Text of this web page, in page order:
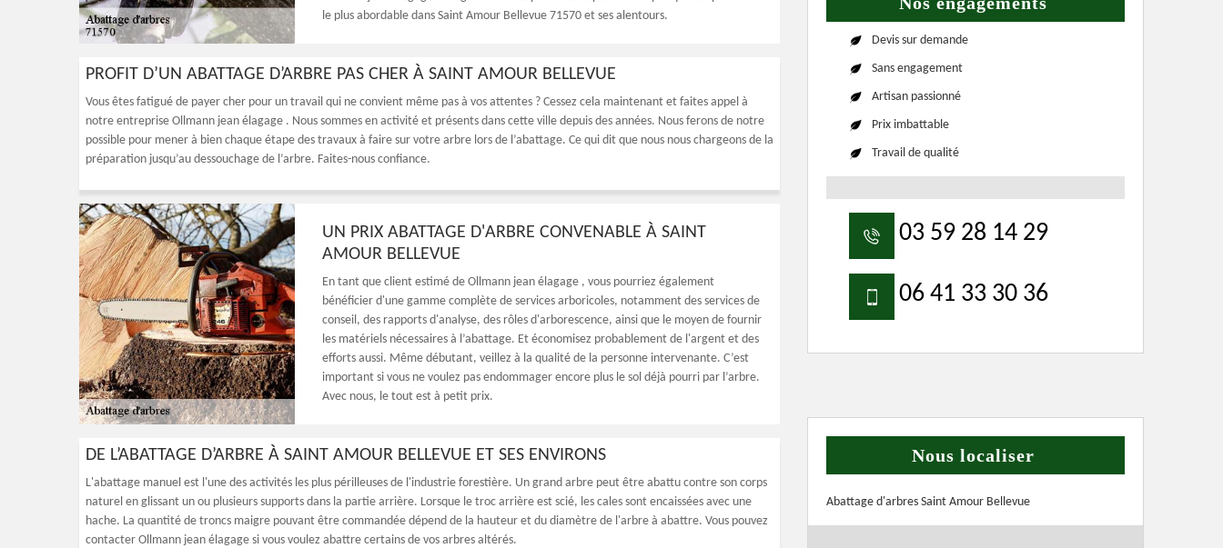
le plus abordable dans Saint Amour Bellevue 71570 et ses alentours.
PROFIT D’UN ABATTAGE D’ARBRE PAS CHER À SAINT AMOUR BELLEVUE
Vous êtes fatigué de payer cher pour un travail qui ne convient même pas à vos attentes ? Cessez cela maintenant et faites appel à
notre entreprise Ollmann jean élagage . Nous sommes en activité et présents dans cette ville depuis des années. Nous ferons de notre
possible pour mener à bien chaque étape des travaux à faire sur votre arbre lors de l’abattage. Ce qui dit que nous nous chargeons de la
préparation jusqu’au dessouchage de l’arbre. Faites-nous confiance.
UN PRIX ABATTAGE D'ARBRE CONVENABLE À SAINT
AMOUR BELLEVUE
En tant que client estimé de Ollmann jean élagage , vous pourriez également
bénéficier d'une gamme complète de services arboricoles, notamment des services de
conseil, des rapports d'analyse, des rôles d'arborescence, ainsi que le moyen de fournir
les matériels nécessaires à l’abattage. Et économisez probablement de l'argent et des
efforts aussi. Même débutant, veillez à la qualité de la personne intervenante. C’est
important si vous ne voulez pas endommager encore plus le sol déjà pourri par l’arbre.
Avec nous, le tout est à petit prix.
DE L’ABATTAGE D’ARBRE À SAINT AMOUR BELLEVUE ET SES ENVIRONS
L'abattage manuel est l'une des activités les plus périlleuses de l'industrie forestière. Un grand arbre peut être abattu contre son corps
naturel en glissant un ou plusieurs supports dans la partie arrière. Lorsque le troc arrière est scié, les cales sont encaissées avec une
hache. La quantité de troncs maigre pouvant être commandée dépend de la hauteur et du diamètre de l'arbre à abattre. Vous pouvez
contacter Ollmann jean élagage si vous voulez abattre certains de vos arbres altérés.
Devis sur demande
Sans engagement
Artisan passionné
Prix imbattable
Travail de qualité
03 59 28 14 29
06 41 33 30 36
Nous localiser
Abattage d'arbres Saint Amour Bellevue